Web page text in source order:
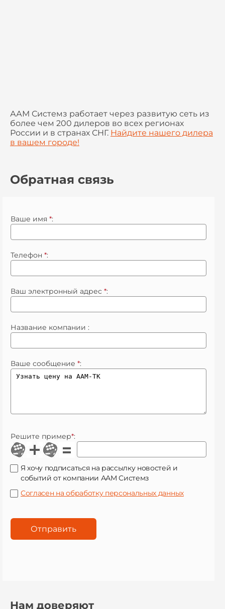
ААМ Системз работает через развитую сеть из
более чем 200 дилеров во всех регионах
России и в странах СНГ. Найдите нашего дилера
в вашем городе!
Обратная связь
Ваше имя *:
Телефон *:
Ваш электронный адрес *:
Название компании :
Ваше сообщение *:
Решите пример*:
Я хочу подписаться на рассылку новостей и
событий от компании ААМ Системз
Согласен на обработку персональных данных
Нам доверяют